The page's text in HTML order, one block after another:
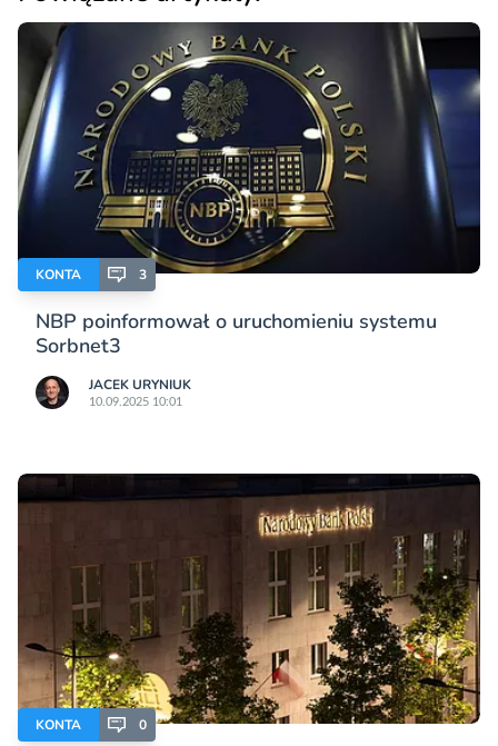
KONTA 3
NBP poinformował o uruchomieniu systemu
Sorbnet3
JACEK URYNIUK
10.09.2025 10:01
KONTA 0